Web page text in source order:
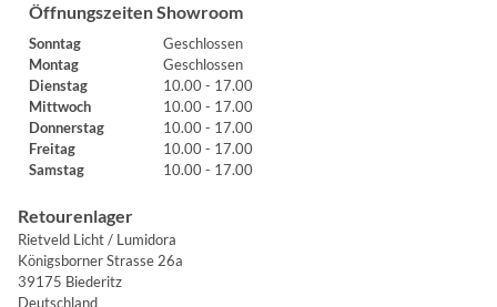
Öffnungszeiten Showroom
Sonntag
Geschlossen
Montag
Geschlossen
Dienstag
10.00 - 17.00
Mittwoch
10.00 - 17.00
Donnerstag
10.00 - 17.00
Freitag
10.00 - 17.00
Samstag
10.00 - 17.00
Retourenlager
Rietveld Licht / Lumidora
Königsborner Strasse 26a
39175 Biederitz
Deutschland